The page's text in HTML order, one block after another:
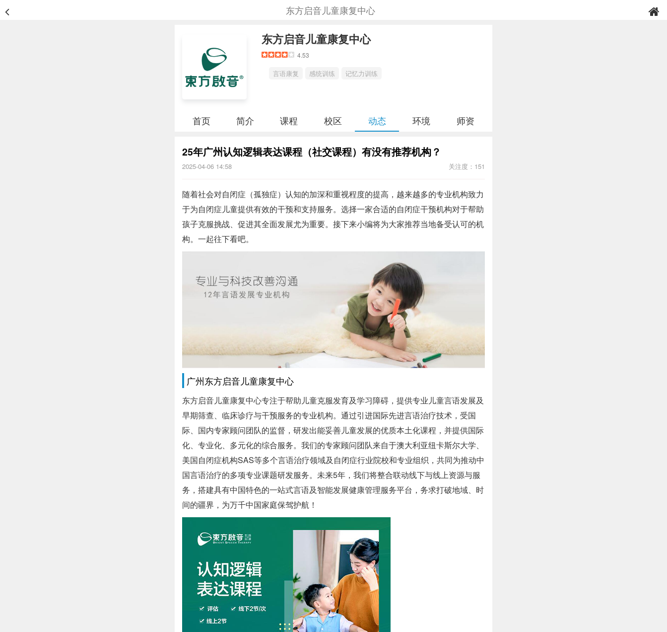
东方启音儿童康复中心
东方启音儿童康复中心
4.53
言语康复 感统训练 记忆力训练
首页 简介 课程 校区 动态 环境 师资
25年广州认知逻辑表达课程（社交课程）有没有推荐机构？
2025-04-06 14:58 关注度：151
随着社会对自闭症（孤独症）认知的加深和重视程度的提高，越来越多的专业机构致力
于为自闭症儿童提供有效的干预和支持服务。选择一家合适的自闭症干预机构对于帮助
孩子克服挑战、促进其全面发展尤为重要。接下来小编将为大家推荐当地备受认可的机
构。一起往下看吧。
广州东方启音儿童康复中心
东方启音儿童康复中心专注于帮助儿童克服发育及学习障碍，提供专业儿童言语发展及
早期筛查、临床诊疗与干预服务的专业机构。通过引进国际先进言语治疗技术，受国
际、国内专家顾问团队的监督，研发出能妥善儿童发展的优质本土化课程，并提供国际
化、专业化、多元化的综合服务。我们的专家顾问团队来自于澳大利亚纽卡斯尔大学、
美国自闭症机构SAS等多个言语治疗领域及自闭症行业院校和专业组织，共同为推动中
国言语治疗的多项专业课题研发服务。未来5年，我们将整合联动线下与线上资源与服
务，搭建具有中国特色的一站式言语及智能发展健康管理服务平台，务求打破地域、时
间的疆界，为万千中国家庭保驾护航！